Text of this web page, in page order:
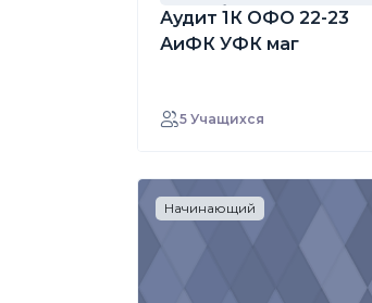
год набора
Аудит 1К ОФО 22-23
АиФК УФК маг
5 Учащихся
Начинающий